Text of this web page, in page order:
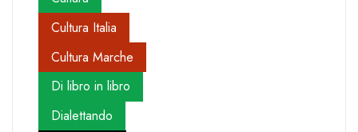
Cultura Italia
Cultura Marche
Di libro in libro
Dialettando